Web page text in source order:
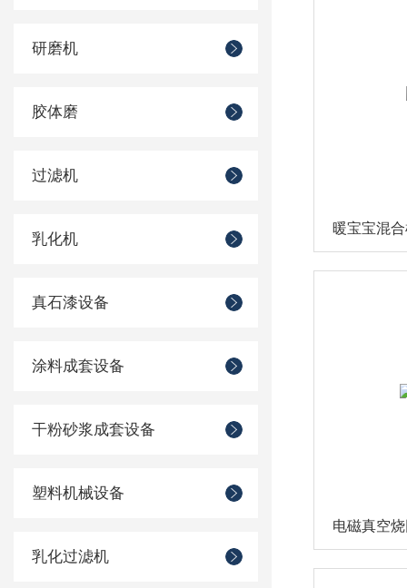
研磨机
胶体磨
过滤机
乳化机
真石漆设备
涂料成套设备
干粉砂浆成套设备
塑料机械设备
乳化过滤机
暖宝宝混
电磁真空